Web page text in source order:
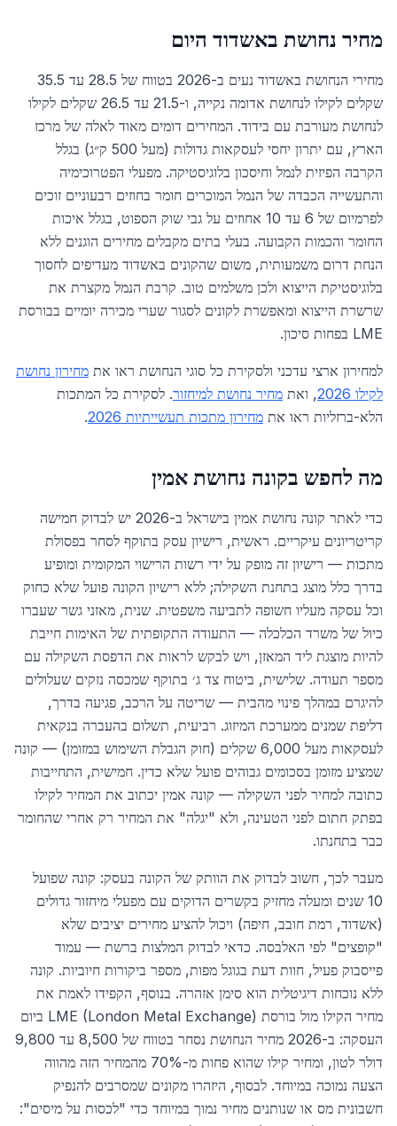
מחיר נחושת באשדוד היום
מחירי הנחושת באשדוד נעים ב-2026 בטווח של 28.5 עד 35.5
שקלים לקילו לנחושת אדומה נקייה, ו-21.5 עד 26.5 שקלים לקילו
לנחושת מעורבת עם בידוד. המחירים דומים מאוד לאלה של מרכז
הארץ, עם יתרון יחסי לעסקאות גדולות (מעל 500 ק״ג) בגלל
הקרבה הפיזית לנמל וחיסכון בלוגיסטיקה. מפעלי הפטרוכימיה
והתעשייה הכבדה של הנמל המוכרים חומר בחוזים רבעוניים זוכים
לפרמיום של 6 עד 10 אחוזים על גבי שוק הספוט, בגלל איכות
החומר והכמות הקבועה. בעלי בתים מקבלים מחירים הוגנים ללא
הנחת דרום משמעותית, משום שהקונים באשדוד מעדיפים לחסוך
בלוגיסטיקת הייצוא ולכן משלמים טוב. קרבת הנמל מקצרת את
שרשרת הייצוא ומאפשרת לקונים לסגור שערי מכירה יומיים בבורסת
LME בפחות סיכון.
למחירון ארצי עדכני ולסקירת כל סוגי הנחושת ראו את מחירון נחושת
לקילו 2026
, ואת מחיר נחושת למיחזור. לסקירת כל המתכות
הלא-ברזליות ראו את מחירון מתכות תעשייתיות 2026 .
מה לחפש בקונה נחושת אמין
כדי לאתר קונה נחושת אמין בישראל ב-2026 יש לבדוק חמישה
קריטריונים עיקריים. ראשית, רישיון עסק בתוקף לסחר בפסולת
מתכות — רישיון זה מופק על ידי רשות הרישוי המקומית ומופיע
בדרך כלל מוצג בתחנת השקילה; ללא רישיון הקונה פועל שלא כחוק
וכל עסקה מעליו חשופה לתביעה משפטית. שנית, מאזני גשר שעברו
כיול של משרד הכלכלה — התעודה התקופתית של האימות חייבת
להיות מוצגת ליד המאזן, ויש לבקש לראות את הדפסת השקילה עם
מספר תעודה. שלישית, ביטוח צד ג׳ בתוקף שמכסה נזקים שעלולים
להיגרם במהלך פינוי מהבית — שריטה על הרכב, פגיעה בדרך,
דליפת שמנים ממערכת המיזוג. רביעית, תשלום בהעברה בנקאית
לעסקאות מעל 6,000 שקלים (חוק הגבלת השימוש במזומן) — קונה
שמציע מזומן בסכומים גבוהים פועל שלא כדין. חמישית, התחייבות
כתובה למחיר לפני השקילה — קונה אמין יכתוב את המחיר לקילו
בפתק חתום לפני הטעינה, ולא "יגלה" את המחיר רק אחרי שהחומר
כבר בתחנתו.
מעבר לכך, חשוב לבדוק את הוותק של הקונה בעסק: קונה שפועל
10 שנים ומעלה מחזיק בקשרים הדוקים עם מפעלי מיחזור גדולים
(אשדוד, רמת חובב, חיפה) ויכול להציע מחירים יציבים שלא
"קופצים" לפי האלבסה. כדאי לבדוק המלצות ברשת — עמוד
פייסבוק פעיל, חוות דעת בגוגל מפות, מספר ביקורות חיוביות. קונה
ללא נוכחות דיגיטלית הוא סימן אזהרה. בנוסף, הקפידו לאמת את
מחיר הקילו מול בורסת LME (London Metal Exchange) ביום
העסקה: ב-2026 מחיר הנחושת נסחר בטווח של 8,500 עד 9,800
דולר לטון, ומחיר קילו שהוא פחות מ-70% מהמחיר הזה מהווה
הצעה נמוכה במיוחד. לבסוף, היזהרו מקונים שמסרבים להנפיק
חשבונית מס או שנותנים מחיר נמוך במיוחד כדי "לכסות על מיסים":